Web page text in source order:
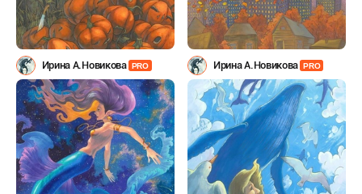
Ирина А.Новикова PRO Ирина А.Новикова PRO